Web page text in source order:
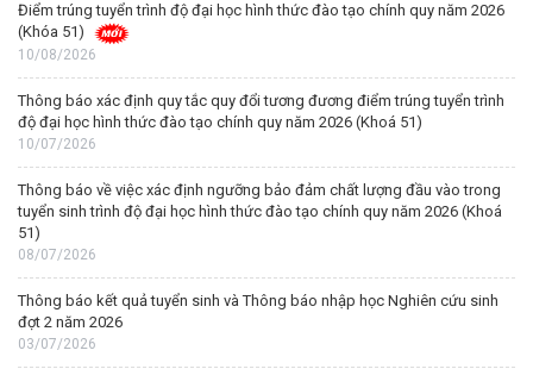
Điểm trúng tuyển trình độ đại học hình thức đào tạo chính quy năm 2026
(Khóa 51)
10/08/2026
Thông báo xác định quy tắc quy đổi tương đương điểm trúng tuyển trình
độ đại học hình thức đào tạo chính quy năm 2026 (Khoá 51)
10/07/2026
Thông báo về việc xác định ngưỡng bảo đảm chất lượng đầu vào trong
tuyển sinh trình độ đại học hình thức đào tạo chính quy năm 2026 (Khoá
51)
08/07/2026
Thông báo kết quả tuyển sinh và Thông báo nhập học Nghiên cứu sinh
đợt 2 năm 2026
03/07/2026